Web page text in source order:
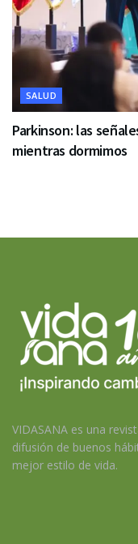
SALUD
Parkinson: las
mientras dormimos
VIDASANA es una
difusión de buenos
mejor estilo de vida.